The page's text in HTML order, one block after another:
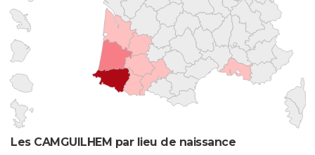
Les CAMGUILHEM par lieu de naissance